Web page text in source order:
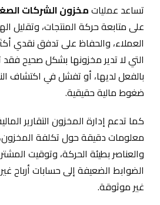
تساعد عملياتمخزون الشركات
على متابعة حركة المنتجات، وتقليل
العملاء، والحفاظ على تدفق نقدي
التي لا تدير مخزونها بشكل صحيح
بالفعل لديها، أو تفشل في اكتشاف
ضغوط مالية حقيقية.
كما تدعم إدارة المخزون التقارير
معلومات دقيقة حول تكلفة المخزون،
والعناصر بطيئة الحركة، وتوقيت
الضوابط الضعيفة إلى حسابات أرباح
غير موثوقة.